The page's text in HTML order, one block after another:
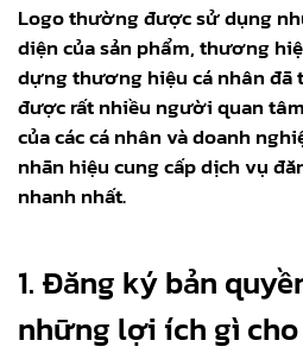
Logo thường được sử dụng
diện của sản phẩm, thương
dựng thương hiệu cá nhân đã
được rất nhiều người quan
của các cá nhân và doanh
nhãn hiệu cung cấp dịch vụ
nhanh nhất.
1. Đăng ký bản
những lợi ích gì cho